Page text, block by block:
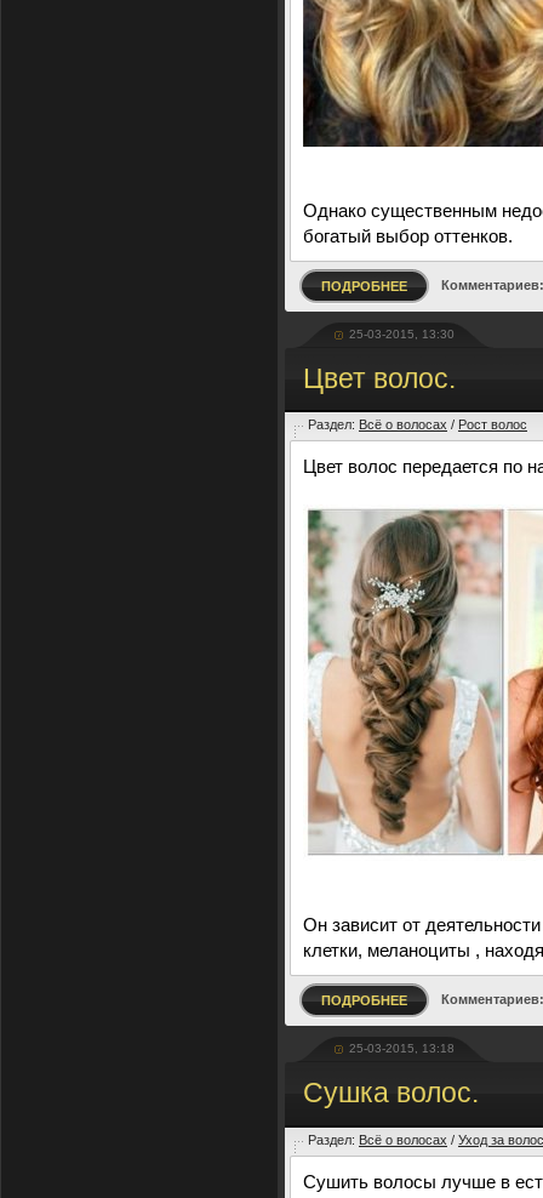
Однако существенным
богатый выбор оттенков.
ПОДРОБНЕЕ
25-03-2015, 13:30
Цвет волос.
Раздел: Всё о волосах / Рост волос
Цвет волос передается по
Он зависит от
клетки, меланоциты ,
ПОДРОБНЕЕ
25-03-2015, 13:18
Сушка волос.
Раздел: Всё о волосах / Уход за
Сушить волосы лучше в